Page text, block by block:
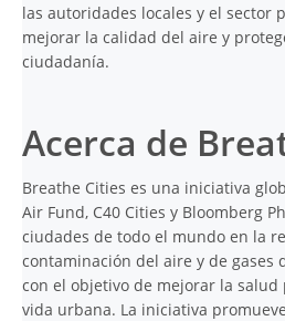
las autoridades locales y el sector
mejorar la calidad del aire y
ciudadanía.
Acerca de
Breathe Cities es una iniciativa
Air Fund, C40 Cities y Bloomberg
ciudades de todo el mundo en la
contaminación del aire y de gases
con el objetivo de mejorar la
vida urbana. La iniciativa